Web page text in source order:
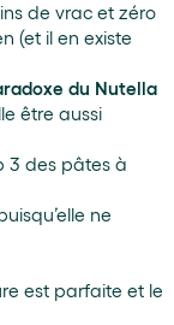
de vrac et zéro
(et il en existe
du Nutella
être aussi
3 des pâtes à
ne
est parfaite et le